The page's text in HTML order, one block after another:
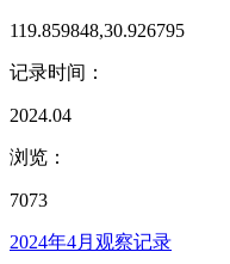
119.859848,30.926795
记录时间：
2024.04
浏览：
7073
2024年4月观察记录